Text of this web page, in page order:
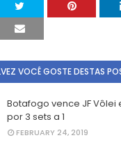
VOCÊ GOSTE DESTAS
Botafogo vence JF Vôlei
por 3 sets a 1
FEBRUARY 24, 2019